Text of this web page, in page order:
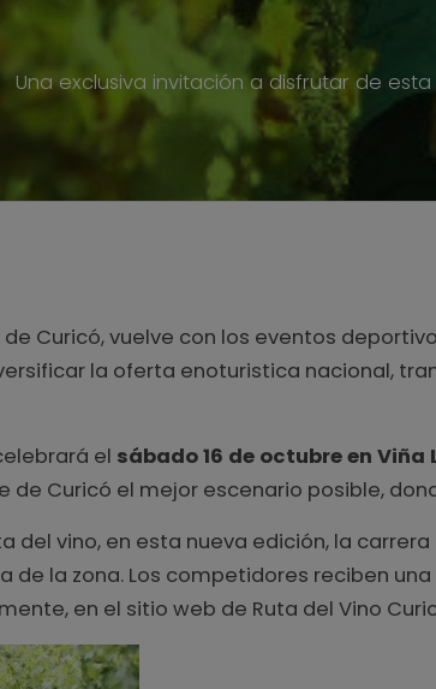
Una exclusiva invitación a disfrutar de
de Curicó, vuelve con los eventos
la oferta enoturistica nacional,
el sábado 16 de octubre en Viña
de Curicó el mejor escenario posible,
del vino, en esta nueva edición, la
de la zona. Los competidores reciben
en el sitio web de Ruta del Vino